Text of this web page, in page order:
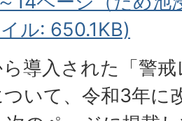
ル: 650.1KB)
導入された「警
いて、令和3年に